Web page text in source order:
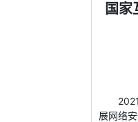
国
展网络安